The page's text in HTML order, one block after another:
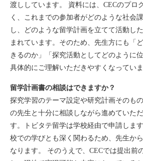
渡ししています。 資料には、CECのプロ
く、これまでの参加者がどのような社会
し、どのような留学計画を立てて活動し
まれています。そのため、先生方にも「
きるのか」「探究活動としてどのように
具体的にご理解いただきやすくなっていま
留学計画書の相談はできますか？
探究学習のテーマ設定や研究計画そのも
の先生と十分に相談しながら進めていた
す。トビタテ留学は学校経由で申請しま
校での学びとも深く関わるため、先生か
なります。 そのうえで、CECでは提出前